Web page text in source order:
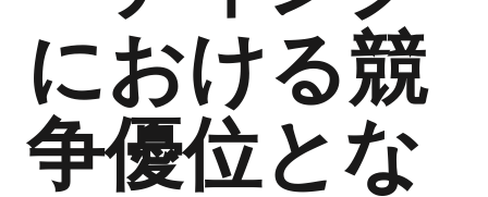
における競
争優位とな